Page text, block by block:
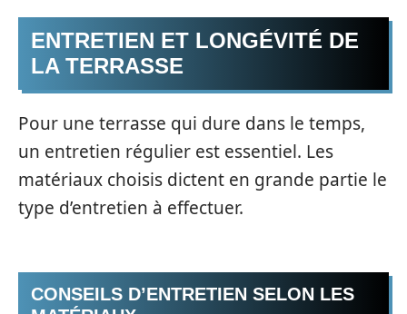
ENTRETIEN ET LONGÉVITÉ DE
LA TERRASSE
Pour une terrasse qui dure dans le temps,
un entretien régulier est essentiel. Les
matériaux choisis dictent en grande partie le
type d’entretien à effectuer.
CONSEILS D’ENTRETIEN SELON LES